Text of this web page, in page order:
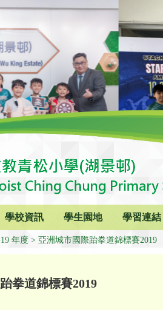
學校資訊 學生園地 學習連結
年度 亞洲城市國際跆拳道錦標賽2019
拳道錦標賽2019